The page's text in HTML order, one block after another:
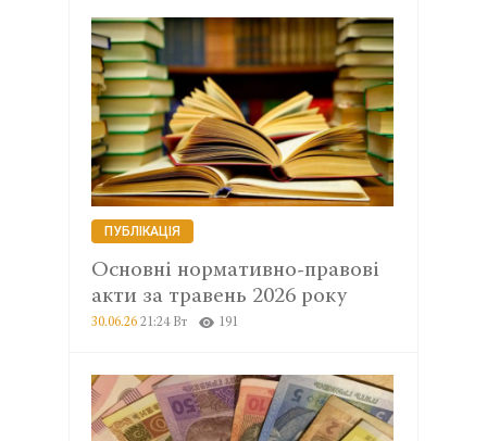
ПУБЛІКАЦІЯ
Основні нормативно-правові
акти за травень 2026 року
30.06.26 21:24 Вт 191